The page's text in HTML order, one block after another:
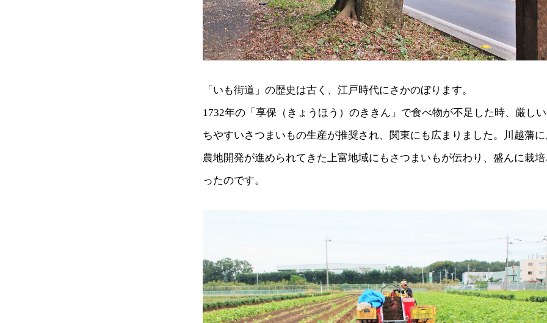
「いも街道」の歴史は古く、江戸時代にさかのぼります。
1732年の「享保（きょうほう）のききん」で食べ物が不足した時、厳し
ちやすいさつまいもの生産が推奨され、関東にも広まりました。川越藩
農地開発が進められてきた上富地域にもさつまいもが伝わり、盛んに栽
ったのです。